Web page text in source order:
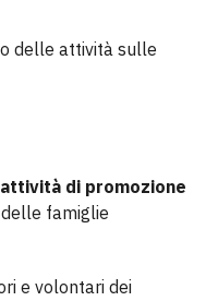
delle attività sulle
attività di promozione
famiglie
e volontari dei